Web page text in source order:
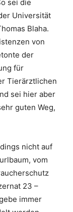
sei die
Universität
Blaha.
von
der
für
Tierärztlichen
sei hier aber
guten Weg,
nicht auf
vom
23 –
immer